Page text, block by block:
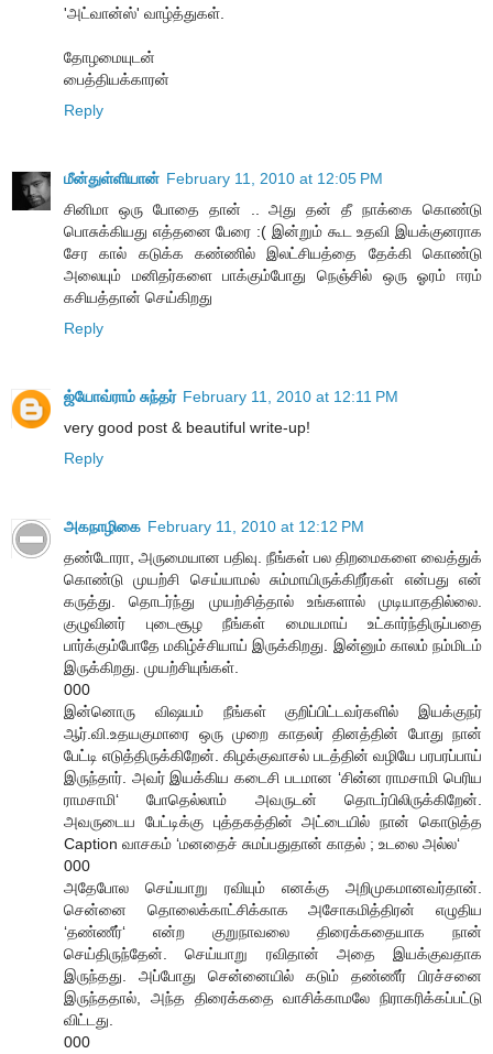
'அட்வான்ஸ்' வாழ்த்துகள்.
தோழமையுடன்
பைத்தியக்காரன்
Reply
மீன்துள்ளியான் February 11, 2010 at 12:05 PM
சினிமா ஒரு போதை தான் .. அது தன் தீ நாக்கை கொண்டு
பொசுக்கியது எத்தனை பேரை :( இன்றும் கூட உதவி இயக்குனராக
சேர கால் கடுக்க கண்ணில் இலட்சியத்தை தேக்கி கொண்டு
அலையும் மனிதர்களை பாக்கும்போது நெஞ்சில் ஒரு ஓரம் ஈரம்
கசியத்தான் செய்கிறது
Reply
ஜ்யோவ்ராம் சுந்தர் February 11, 2010 at 12:11 PM
very good post & beautiful write-up!
Reply
அகநாழிகை February 11, 2010 at 12:12 PM
தண்டோரா, அருமையான பதிவு. நீங்கள் பல திறமைகளை வைத்துக்
கொண்டு முயற்சி செய்யாமல் சும்மாயிருக்கிறீர்கள் என்பது என்
கருத்து. தொடர்ந்து முயற்சித்தால் உங்களால் முடியாததில்லை.
குழுவினர் புடைசூழ நீங்கள் மையமாய் உட்கார்ந்திருப்பதை
பார்க்கும்போதே மகிழ்ச்சியாய் இருக்கிறது. இன்னும் காலம் நம்மிடம்
இருக்கிறது. முயற்சியுங்கள்.
000
இன்னொரு விஷயம் நீங்கள் குறிப்பிட்டவர்களில் இயக்குநர்
ஆர்.வி.உதயகுமாரை ஒரு முறை காதலர் தினத்தின் போது நான்
பேட்டி எடுத்திருக்கிறேன். கிழக்குவாசல் படத்தின் வழியே பரபரப்பாய்
இருந்தார். அவர் இயக்கிய கடைசி படமான ‘சின்ன ராமசாமி பெரிய
ராமசாமி‘ போதெல்லாம் அவருடன் தொடர்பிலிருக்கிறேன்.
அவருடைய பேட்டிக்கு புத்தகத்தின் அட்டையில் நான் கொடுத்த
Caption வாசகம் ‘மனதைச் சுமப்பதுதான் காதல் ; உடலை அல்ல‘
000
அதேபோல செய்யாறு ரவியும் எனக்கு அறிமுகமானவர்தான்.
சென்னை தொலைக்காட்சிக்காக அசோகமித்திரன் எழுதிய
‘தண்ணீர்‘ என்ற குறுநாவலை திரைக்கதையாக நான்
செய்திருந்தேன். செய்யாறு ரவிதான் அதை இயக்குவதாக
இருந்தது. அப்போது சென்னையில் கடும் தண்ணீர் பிரச்சனை
இருந்ததால், அந்த திரைக்கதை வாசிக்காமலே நிராகரிக்கப்பட்டு
விட்டது.
000